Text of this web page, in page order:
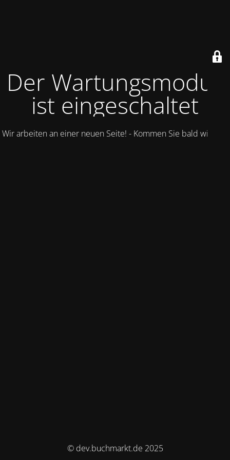
Der Wartungsmodus
ist eingeschaltet
Wir arbeiten an einer neuen Seite! - Kommen Sie bald wieder.
© dev.buchmarkt.de 2025